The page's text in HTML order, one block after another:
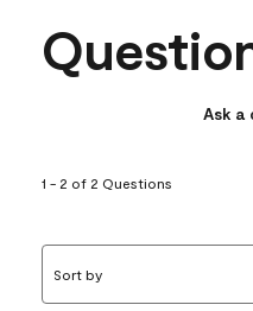
Ask a
1 - 2 of 2 Questions
Sort by